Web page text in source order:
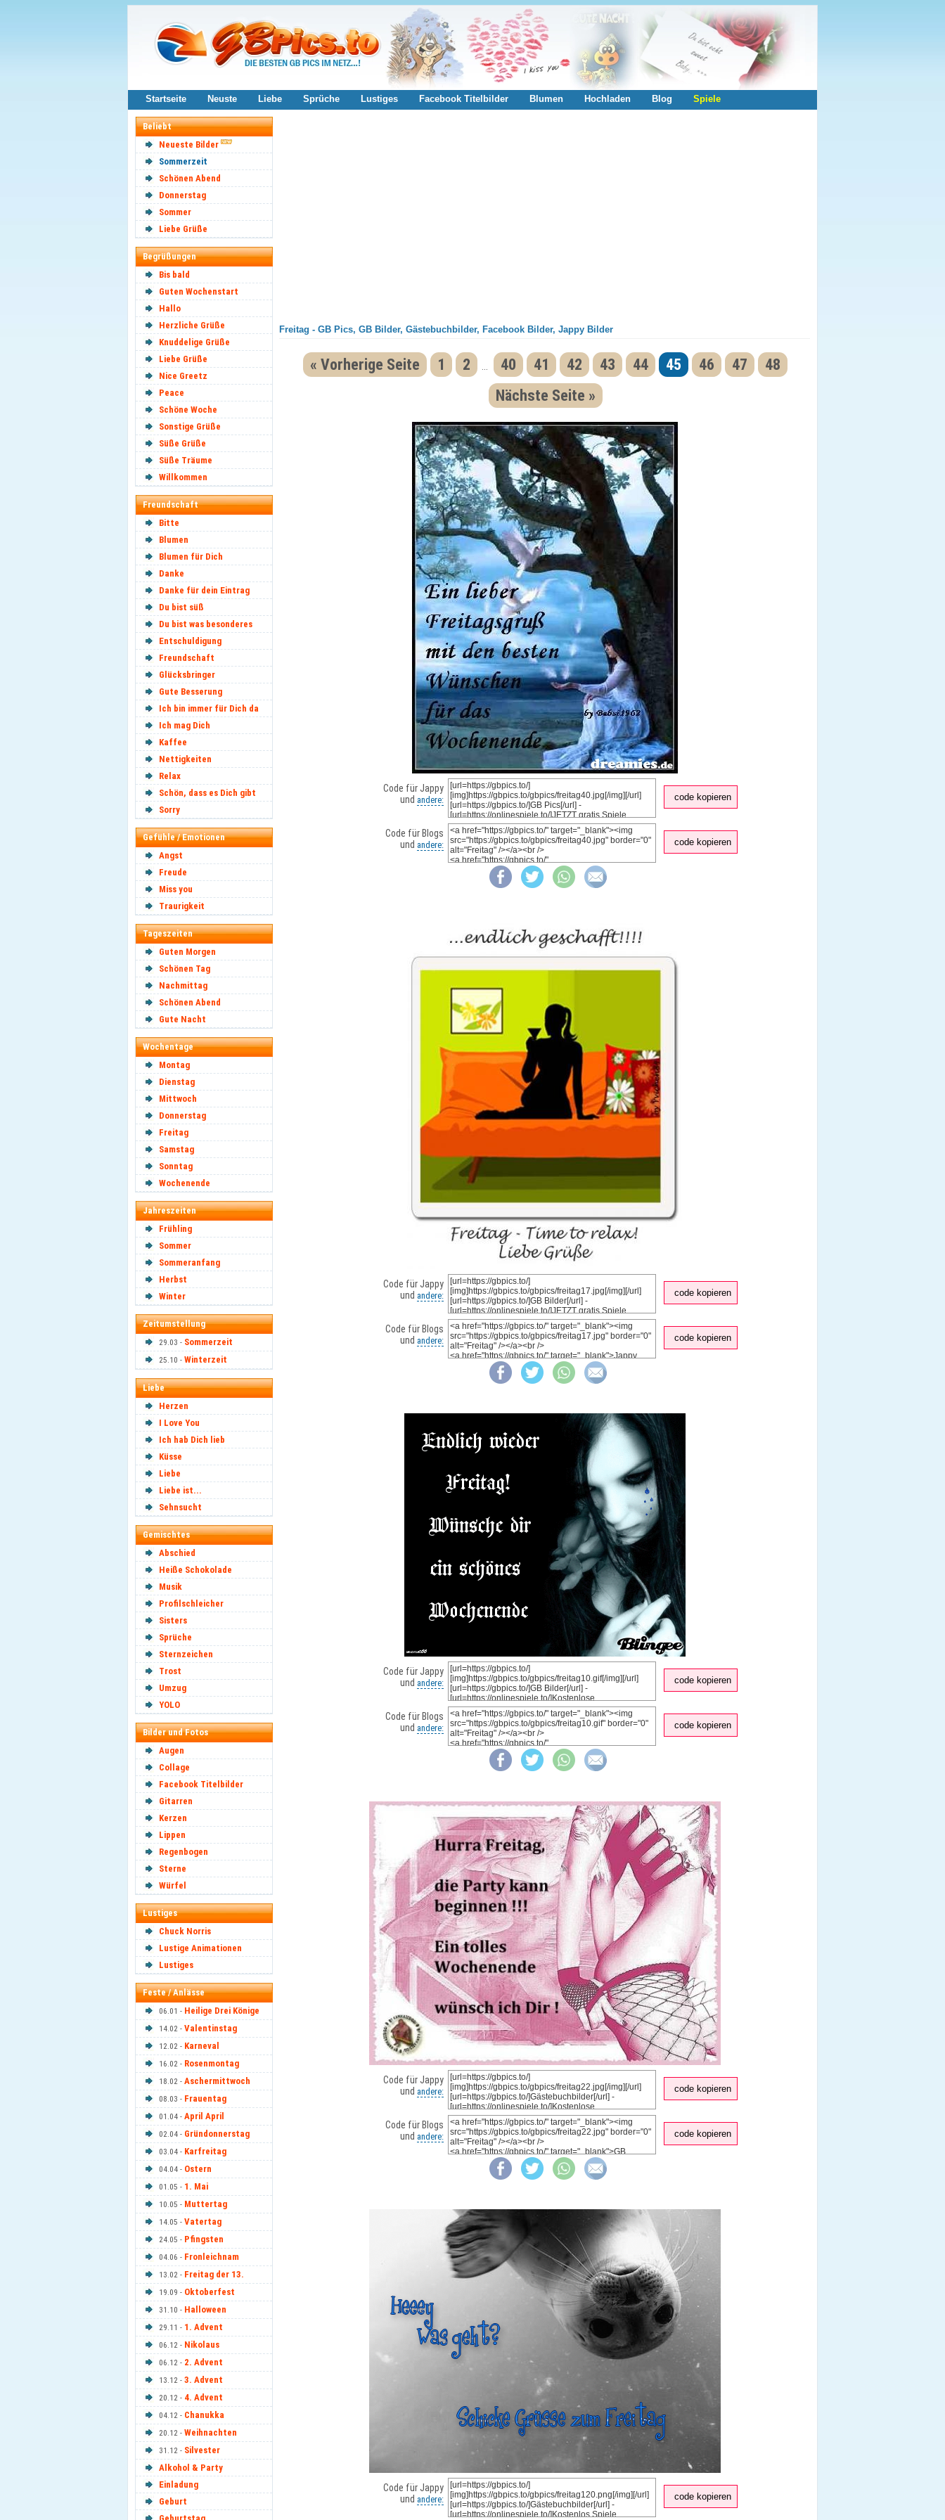
Startseite Neuste Liebe Sprüche Lustiges Facebook Titelbilder Blumen Hochladen Blog Spiele
Beliebt
Neueste Bilder
Sommerzeit
Schönen Abend
Donnerstag
Sommer
Liebe Grüße
Begrüßungen
Bis bald
Guten Wochenstart
Hallo
Herzliche Grüße
Knuddelige Grüße
Liebe Grüße
Nice Greetz
Peace
Schöne Woche
Sonstige Grüße
Süße Grüße
Süße Träume
Willkommen
Freundschaft
Bitte
Blumen
Blumen für Dich
Danke
Danke für dein Eintrag
Du bist süß
Du bist was besonderes
Entschuldigung
Freundschaft
Glücksbringer
Gute Besserung
Ich bin immer für Dich da
Ich mag Dich
Kaffee
Nettigkeiten
Relax
Schön, dass es Dich gibt
Sorry
Gefühle / Emotionen
Angst
Freude
Miss you
Traurigkeit
Tageszeiten
Guten Morgen
Schönen Tag
Nachmittag
Schönen Abend
Gute Nacht
Wochentage
Montag
Dienstag
Mittwoch
Donnerstag
Freitag
Samstag
Sonntag
Wochenende
Jahreszeiten
Frühling
Sommer
Sommeranfang
Herbst
Winter
Zeitumstellung
29.03 - Sommerzeit
25.10 - Winterzeit
Liebe
Herzen
I Love You
Ich hab Dich lieb
Küsse
Liebe
Liebe ist...
Sehnsucht
Gemischtes
Abschied
Heiße Schokolade
Musik
Profilschleicher
Sisters
Sprüche
Sternzeichen
Trost
Umzug
YOLO
Bilder und Fotos
Augen
Collage
Facebook Titelbilder
Gitarren
Kerzen
Lippen
Regenbogen
Sterne
Würfel
Lustiges
Chuck Norris
Lustige Animationen
Lustiges
Feste / Anlässe
06.01 - Heilige Drei Könige
14.02 - Valentinstag
12.02 - Karneval
16.02 - Rosenmontag
18.02 - Aschermittwoch
08.03 - Frauentag
01.04 - April April
02.04 - Gründonnerstag
03.04 - Karfreitag
04.04 - Ostern
01.05 - 1. Mai
10.05 - Muttertag
14.05 - Vatertag
24.05 - Pfingsten
04.06 - Fronleichnam
13.02 - Freitag der 13.
19.09 - Oktoberfest
31.10 - Halloween
29.11 - 1. Advent
06.12 - Nikolaus
06.12 - 2. Advent
13.12 - 3. Advent
20.12 - 4. Advent
04.12 - Chanukka
20.12 - Weihnachten
31.12 - Silvester
Alkohol & Party
Einladung
Geburt
Freitag - GB Pics, GB Bilder, Gästebuchbilder, Facebook Bilder, Jappy Bilder
« Vorherige Seite 1 2 40 41 42 43 44 45 46 47
48
Nächste Seite »
Code für Jappy
und andere: code kopieren
Code für Blogs
und andere: code kopieren
Code für Jappy
und andere: code kopieren
Code für Blogs
und andere: code kopieren
Code für Jappy
und andere: code kopieren
Code für Blogs
und andere: code kopieren
Code für Jappy
und andere: code kopieren
Code für Blogs
und andere: code kopieren
Code für Jappy
und andere: code kopieren